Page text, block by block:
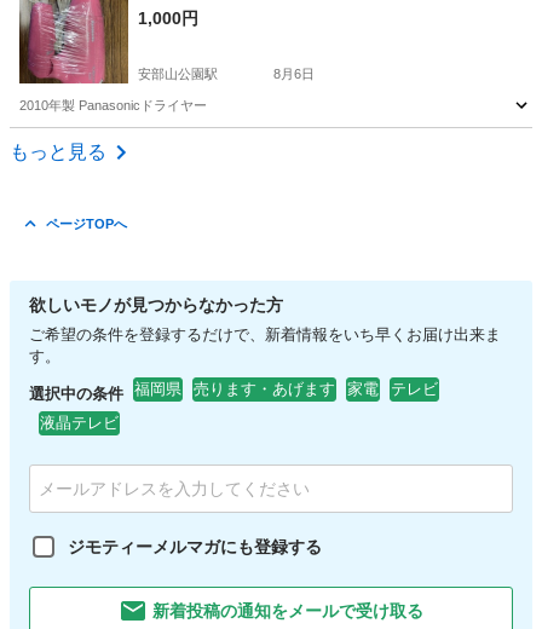
1,000円
安部山公園駅 8月6日
2010年製 Panasonicドライヤー
福岡 北九州市
もっと見る
ページTOPへ
欲しいモノが見つからなかった方
ご希望の条件を登録するだけで、新着情報をいち早くお届け出来ま
す。
選択中の条件 福岡県 売ります・あげます 家電
テレビ
液晶テレビ
ジモティーメルマガにも登録する
新着投稿の通知をメールで受け取る